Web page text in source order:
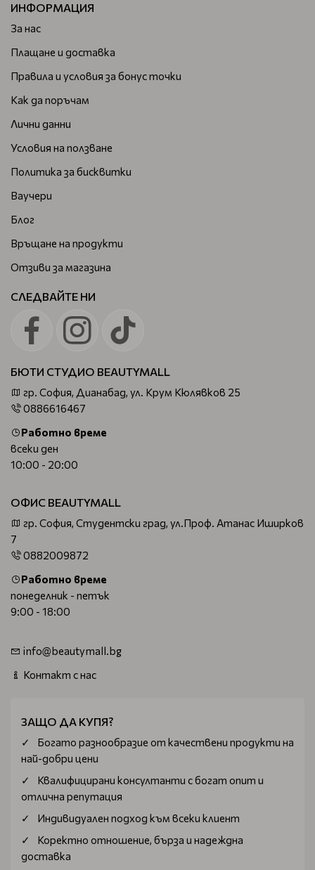
ИНФОРМАЦИЯ
За нас
Плащане и доставка
Правила и условия за бонус точки
Как да поръчам
Лични данни
Условия на ползване
Политика за бисквитки
Ваучери
Блог
Връщане на продукти
Отзиви за магазина
СЛЕДВАЙТЕ НИ
БЮТИ СТУДИО BEAUTYMALL
гр. София, Дианабад, ул. Крум Кюлявков 25
0886616467
Работно време
всеки ден
10:00 - 20:00
ОФИС BEAUTYMALL
гр. София, Студентски град, ул.Проф. Атанас Иширков
7
0882009872
Работно време
понеделник - петък
9:00 - 18:00
info@beautymall.bg
Контакт с нас
ЗАЩО ДА КУПЯ?
Богатo разнообразие от качествени продукти на
най-добри цени
Квалифицирани консултанти с богат опит и
отлична репутация
Индивидуален подход към всеки клиент
Коректно отношение, бърза и надеждна
доставка